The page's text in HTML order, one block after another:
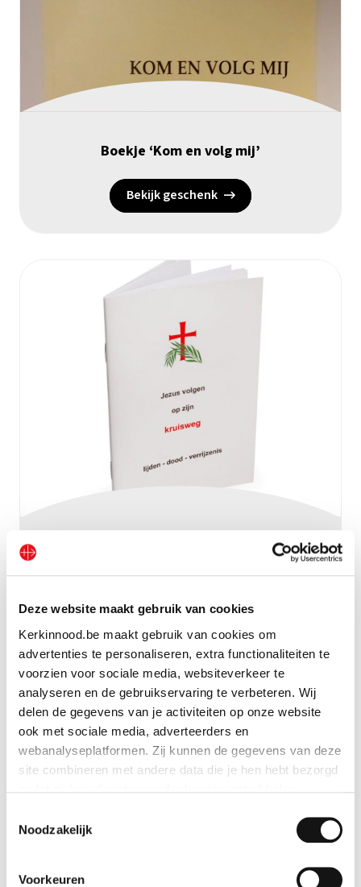
Deze website maakt gebruik van cookies
Kerkinnood.be maakt gebruik van cookies om
advertenties te personaliseren, extra functionaliteiten te
voorzien voor sociale media, websiteverkeer te
analyseren en de gebruikservaring te verbeteren. Wij
delen de gegevens van je activiteiten op onze website
ook met sociale media, adverteerders en
webanalyseplatformen. Zij kunnen de gegevens van deze
site combineren met andere data die je hen hebt bezorgd
Indien je dat toestaat, kunnen wij of onze partners onder
Noodzakelijk
Voorkeuren
Boekje ‘Kom en volg mij’
Bekijk geschenk
Boekje ‘Jezus volgen op Zijn kruisweg’
Bekijk geschenk